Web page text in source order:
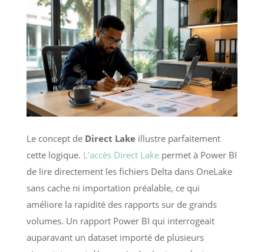
Le concept de Direct Lakeillustre parfaitement
cette logique. L’accès Direct Lakepermet à Power BI
de lire directement les fichiers Delta dans OneLake
sans cache ni importation préalable, ce qui
améliore la rapidité des rapports sur de grands
volumes. Un rapport Power BI qui interrogeait
auparavant un dataset importé de plusieurs